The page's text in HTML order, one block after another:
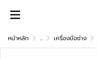
หน้าหลัก ... เครื่องมือช่าง